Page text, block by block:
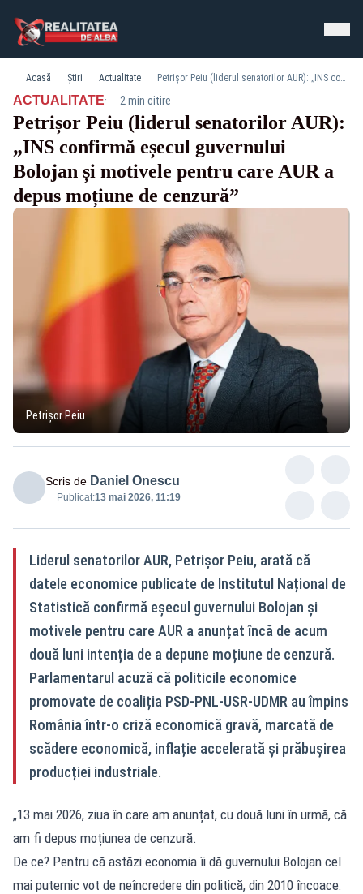
Acasă Știri Actualitate Petrișor Peiu (liderul senatorilor AUR): „INS confirmă eșecul guvernului Bolojan și motivele pentru care AUR a depus moțiune de cenzură”
ACTUALITATE· 2 min citire
Petrișor Peiu (liderul senatorilor AUR):
„INS confirmă eșecul guvernului
Bolojan și motivele pentru care AUR a
depus moțiune de cenzură”
Petrișor Peiu
Scris de Daniel Onescu
Publicat:13 mai 2026, 11:19
Liderul senatorilor AUR, Petrișor Peiu, arată că
datele economice publicate de Institutul Național de
Statistică confirmă eșecul guvernului Bolojan și
motivele pentru care AUR a anunțat încă de acum
două luni intenția de a depune moțiune de cenzură.
Parlamentarul acuză că politicile economice
promovate de coaliția PSD-PNL-USR-UDMR au împins
România într-o criză economică gravă, marcată de
scădere economică, inflație accelerată și prăbușirea
producției industriale.
„13 mai 2026, ziua în care am anunțat, cu două luni în urmă, că
am fi depus moțiunea de cenzură.
De ce? Pentru că astăzi economia îi dă guvernului Bolojan cel
mai puternic vot de neîncredere din politică, din 2010 încoace: